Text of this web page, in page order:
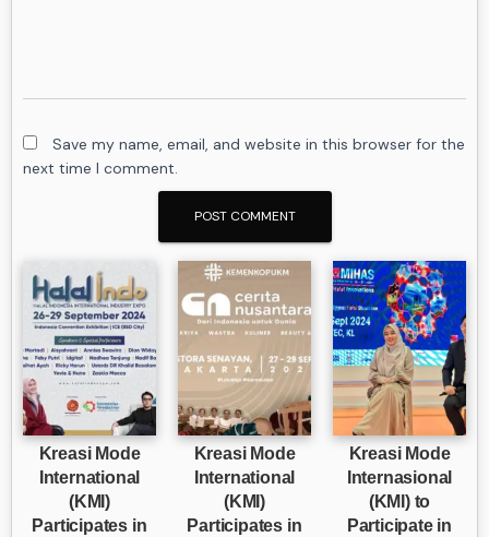
Save my name, email, and website in this browser for the
next time I comment.
Kreasi Mode
International
(KMI)
Participates in
Kreasi Mode
International
(KMI)
Participates in
Kreasi Mode
Internasional
(KMI) to
Participate in